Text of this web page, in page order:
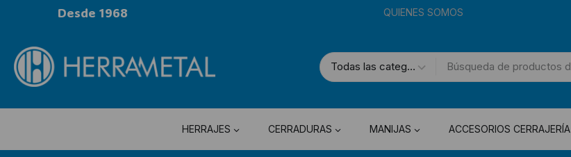
Desde 1968 QUIENES SOMOS
HERRAJES CERRADURAS MANIJAS ACCESORIOS CERRAJERÍA